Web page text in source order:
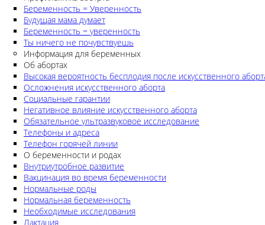
Беременность = Уверенность
Будущая мама думает
Беременность = уверенность
Ты ничего не почувствуешь
Информация для беременных
Об абортах
Высокая вероятность бесплодия после искусственного
Осложнения искусственного аборта
Социальные гарантии
Негативное влияние искусственного аборта
Обязательное ультразвуковое исследование
Телефоны и адреса
Телефон горячей линии
О беременности и родах
Внутриутробное развитие
Вакцинация во время беременности
Нормальные роды
Нормальная беременность
Необходимые исследования
Лактация